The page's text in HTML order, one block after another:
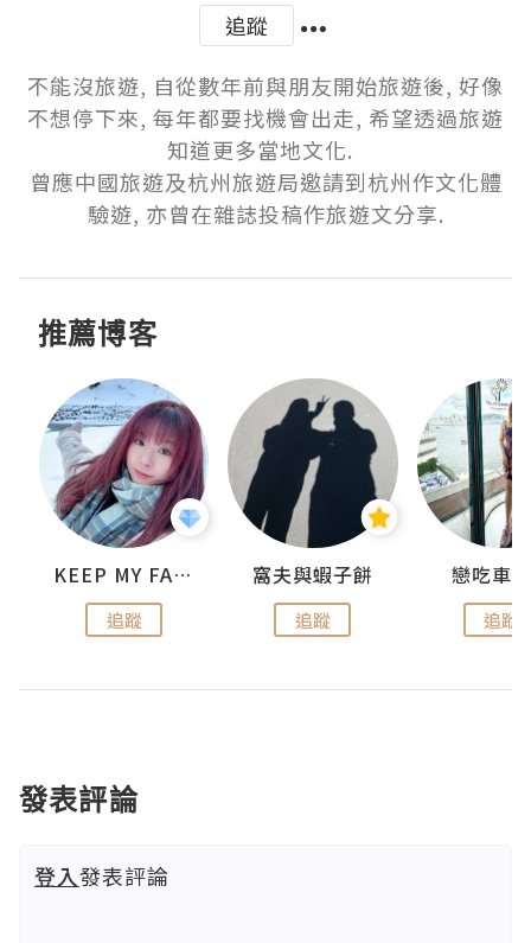
追蹤
不能沒旅遊, 自從數年前與朋友開始旅遊後, 好像
不想停下來, 每年都要找機會出走, 希望透過旅遊
知道更多當地文化.
曾應中國旅遊及杭州旅遊局邀請到杭州作文化體
驗遊, 亦曾在雜誌投稿作旅遊文分享.
推薦博客
KEEP MY FAITH
追蹤
窩夫與蝦子餅
追蹤
戀吃車
追蹤
發表評論
登入發表評論